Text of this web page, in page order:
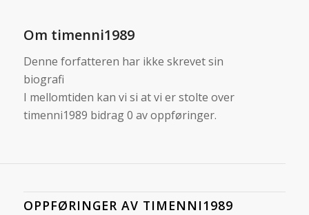
Om timenni1989
Denne forfatteren har ikke skrevet sin
biografi
I mellomtiden kan vi si at vi er stolte over
timenni1989 bidrag 0 av oppføringer.
OPPFØRINGER AV TIMENNI1989